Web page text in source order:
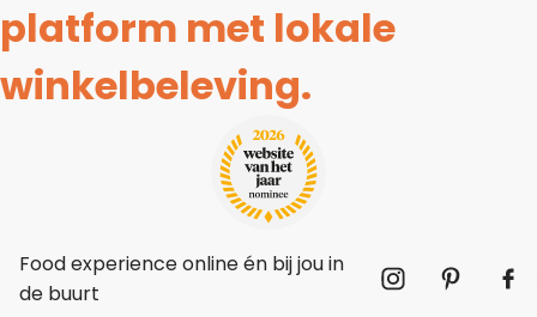
platform met lokale
winkelbeleving.
Food experience online én bij jou in
de buurt